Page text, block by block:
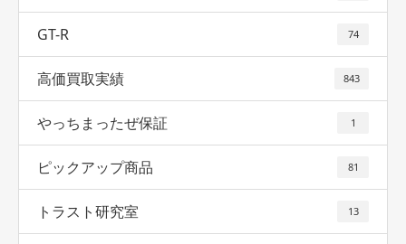
GT-R 74
高価買取実績 843
やっちまったぜ保証 1
ピックアップ商品 81
トラスト研究室 13